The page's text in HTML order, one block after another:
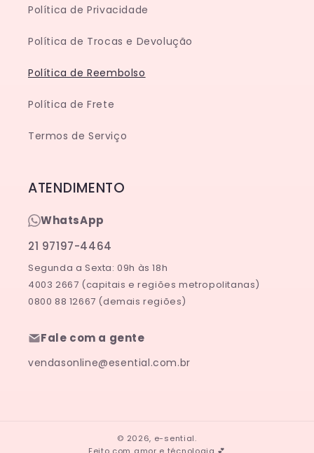
Política de Privacidade
Política de Trocas e Devolução
Política de Reembolso
Política de Frete
Termos de Serviço
ATENDIMENTO
WhatsApp
21 97197-4464
Segunda a Sexta: 09h às 18h
4003 2667 (capitais e regiões metropolitanas)
0800 88 12667 (demais regiões)
Fale com a gente
vendasonline@esential.com.br
© 2026, e-sential.